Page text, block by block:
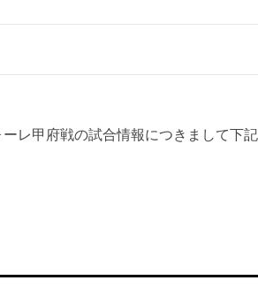
レ甲府戦の試合情報につきまして下